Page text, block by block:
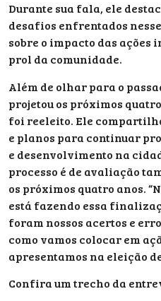
Durante sua fala, ele
desafios enfrentados
sobre o impacto das ações
prol da comunidade.
Além de olhar para o
projetou os próximos
foi reeleito. Ele
e planos para continuar
e desenvolvimento na
processo é de avaliação
os próximos quatro anos.
está fazendo essa
foram nossos acertos e
como vamos colocar em
apresentamos na eleição
Confira um trecho da